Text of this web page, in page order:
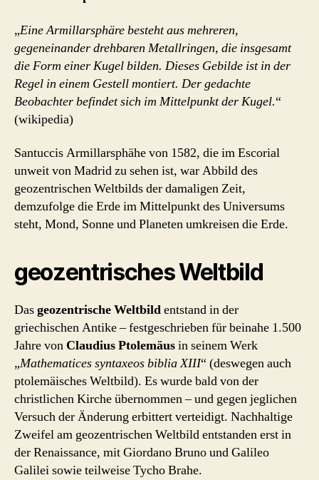
„Eine Armillarsphäre besteht aus mehreren,
gegeneinander drehbaren Metallringen, die insgesamt
die Form einer Kugel bilden. Dieses Gebilde ist in der
Regel in einem Gestell montiert. Der gedachte
Beobachter befindet sich im Mittelpunkt der Kugel.“
(wikipedia)
Santuccis Armillarsphähe von 1582, die im Escorial
unweit von Madrid zu sehen ist, war Abbild des
geozentrischen Weltbilds der damaligen Zeit,
demzufolge die Erde im Mittelpunkt des Universums
steht, Mond, Sonne und Planeten umkreisen die Erde.
geozentrisches Weltbild
Dasgeozentrische Weltbildentstand in der
griechischen Antike – festgeschrieben für beinahe 1.500
Jahre von Claudius Ptolemäusin seinem Werk
„Mathematices syntaxeos biblia XIII“ (deswegen auch
ptolemäisches Weltbild). Es wurde bald von der
christlichen Kirche übernommen – und gegen jeglichen
Versuch der Änderung erbittert verteidigt. Nachhaltige
Zweifel am geozentrischen Weltbild entstanden erst in
der Renaissance, mit Giordano Bruno und Galileo
Galilei sowie teilweise Tycho Brahe.